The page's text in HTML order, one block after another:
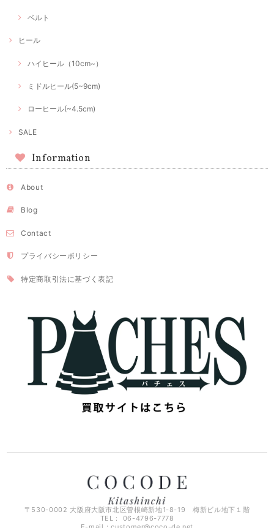
ベルト
ヒール
ハイヒール（10cm~）
ミドルヒール(5~9cm)
ローヒール(~4.5cm)
SALE
Information
About
Blog
Contact
プライバシーポリシー
特定商取引法に基づく表記
〒530-0002 大阪府大阪市北区曽根崎新地1-8-19 梅新ビル地下１階
TEL： 06-4796-7778